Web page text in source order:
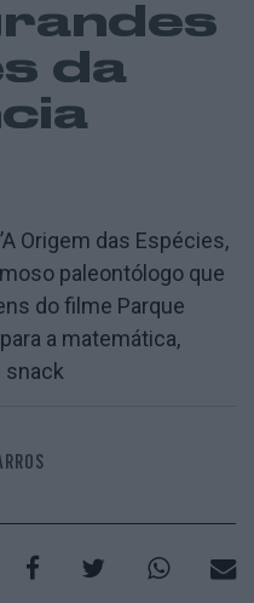
da
Origem das Espécies,
paleontólogo que
do filme Parque
a matemática,
snack